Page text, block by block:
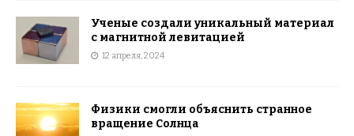
Ученые создали уникальный материал
с магнитной левитацией
12 апреля, 2024
Физики смогли объяснить странное
вращение Солнца